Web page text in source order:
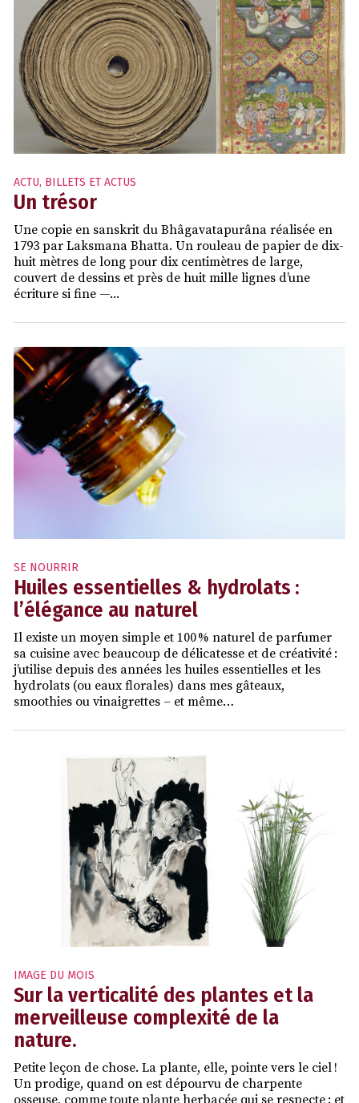
ACTU, BILLETS ET ACTUS
Un trésor
Une copie en sanskrit du Bhâgavatapurâna réalisée en
1793 par Laksmana Bhatta. Un rouleau de papier de dix-
huit mètres de long pour dix centimètres de large,
couvert de dessins et près de huit mille lignes d’une
écriture si fine —...
SE NOURRIR
Huiles essentielles & hydrolats :
l’élégance au naturel
Il existe un moyen simple et 100 % naturel de parfumer
sa cuisine avec beaucoup de délicatesse et de créativité :
j’utilise depuis des années les huiles essentielles et les
hydrolats (ou eaux florales) dans mes gâteaux,
smoothies ou vinaigrettes – et même…
IMAGE DU MOIS
Sur la verticalité des plantes et la
merveilleuse complexité de la
nature.
Petite leçon de chose. La plante, elle, pointe vers le ciel !
Un prodige, quand on est dépourvu de charpente
osseuse, comme toute plante herbacée qui se respecte ; et